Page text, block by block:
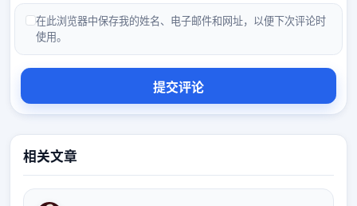
在此浏览器中保存我的姓名、电子邮件和网址，以便下次评论时
使用。
相关文章